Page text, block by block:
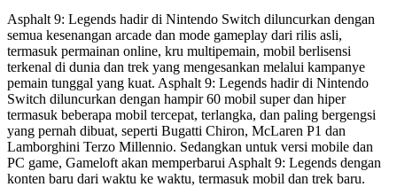
Asphalt 9: Legends hadir di Nintendo Switch diluncurkan dengan
semua kesenangan arcade dan mode gameplay dari rilis asli,
termasuk permainan online, kru multipemain, mobil berlisensi
terkenal di dunia dan trek yang mengesankan melalui kampanye
pemain tunggal yang kuat. Asphalt 9: Legends hadir di Nintendo
Switch diluncurkan dengan hampir 60 mobil super dan hiper
termasuk beberapa mobil tercepat, terlangka, dan paling bergengsi
yang pernah dibuat, seperti Bugatti Chiron, McLaren P1 dan
Lamborghini Terzo Millennio. Sedangkan untuk versi mobile dan
PC game, Gameloft akan memperbarui Asphalt 9: Legends dengan
konten baru dari waktu ke waktu, termasuk mobil dan trek baru.